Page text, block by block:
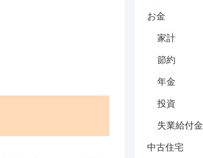
お金
家計
節約
年金
投資
失業給付金
中古住宅